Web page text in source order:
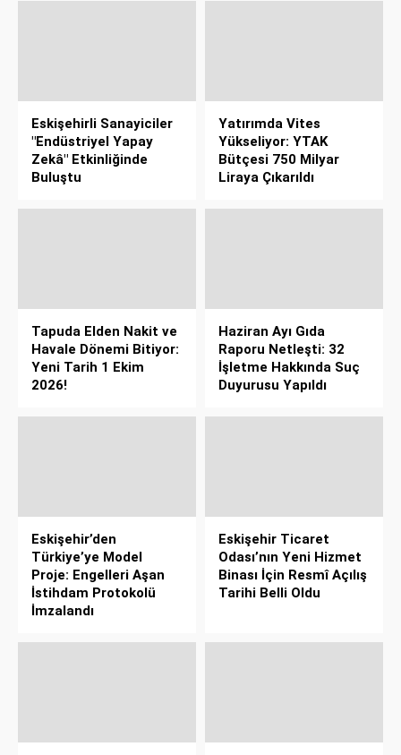
Eskişehirli Sanayiciler
"Endüstriyel Yapay
Zekâ" Etkinliğinde
Buluştu
Yatırımda Vites
Yükseliyor: YTAK
Bütçesi 750 Milyar
Liraya Çıkarıldı
Tapuda Elden Nakit ve
Havale Dönemi Bitiyor:
Yeni Tarih 1 Ekim
2026!
Haziran Ayı Gıda
Raporu Netleşti: 32
İşletme Hakkında Suç
Duyurusu Yapıldı
Eskişehir’den
Türkiye’ye Model
Proje: Engelleri Aşan
İstihdam Protokolü
İmzalandı
Eskişehir Ticaret
Odası’nın Yeni Hizmet
Binası İçin Resmî Açılış
Tarihi Belli Oldu